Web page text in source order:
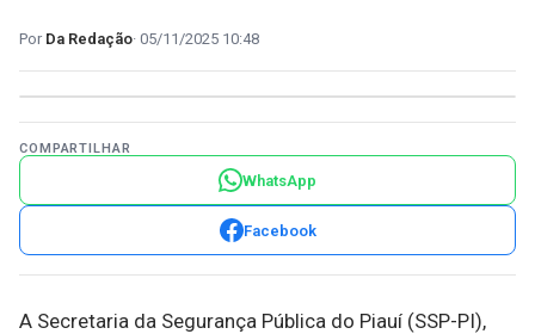
Da Redação 05/11/2025 10:48
COMPARTILHAR
WhatsApp
Facebook
A Secretaria da Segurança Pública do Piauí (SSP-PI),